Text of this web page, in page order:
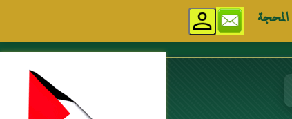
مواقع إسلامية